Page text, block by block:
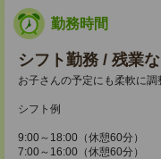
勤務時間
シフト勤務 / 残業
お子さんの予定にも柔軟に調
シフト例
9:00～18:00（休憩60分）
7:00～16:00（休憩60分）